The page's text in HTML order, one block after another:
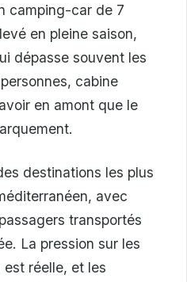
camping-car de 7
en pleine saison,
dépasse souvent les
cabine
en amont que le
destinations les plus
avec
transportés
La pression sur les
réelle, et les